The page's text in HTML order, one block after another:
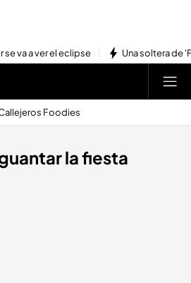
va a ver el eclipse Una soltera de
Foodies
la fiesta